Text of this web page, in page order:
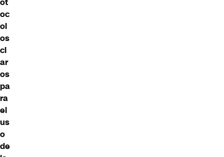
oc
ol
os
cl
ar
os
pa
ra
el
us
o
de